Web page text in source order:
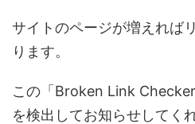
サイトのページが増えれば
ります。
この「Broken Link
を検出してお知らせしてく